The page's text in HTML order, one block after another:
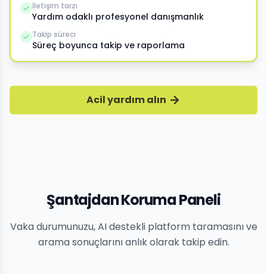
İletişim tarzı
Yardım odaklı profesyonel danışmanlık
Takip süreci
Süreç boyunca takip ve raporlama
Acil yardım alın
Şantajdan Koruma Paneli
Vaka durumunuzu, AI destekli platform taramasını ve
arama sonuçlarını anlık olarak takip edin.